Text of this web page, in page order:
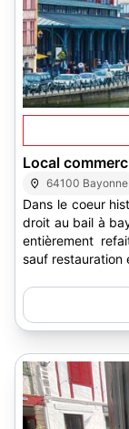
Local
64100 Bayonne
Dans le coeur
droit au bail à bayonne d'une surface
entièrement
sauf restauration